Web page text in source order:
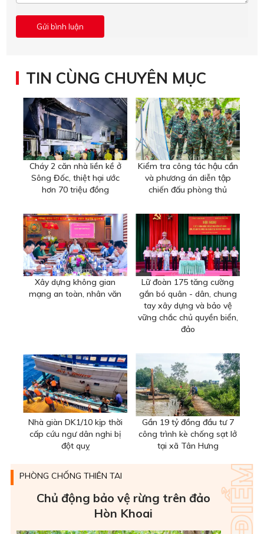
TIN CÙNG CHUYÊN MỤC
Cháy 2 căn nhà liền kề ở
Sông Đốc, thiệt hại ước
hơn 70 triệu đồng
Kiểm tra công tác hậu cần
và phương án diễn tập
chiến đấu phòng thủ
Xây dựng không gian
mạng an toàn, nhân văn
Lữ đoàn 175 tăng cường
gắn bó quân - dân, chung
tay xây dựng và bảo vệ
vững chắc chủ quyền biển,
đảo
Nhà giàn DK1/10 kịp thời
cấp cứu ngư dân nghi bị
đột quỵ
Gần 19 tỷ đồng đầu tư 7
công trình kè chống sạt lở
tại xã Tân Hưng
PHÒNG CHỐNG THIÊN TAI
Chủ động bảo vệ rừng trên đảo
Hòn Khoai